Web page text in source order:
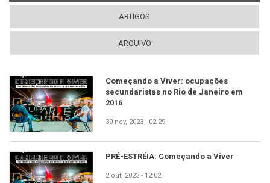
automaticamente.
ARTIGOS
ARQUIVO
Começando a Viver: ocupações
secundaristas no Rio de Janeiro em
2016
30 nov, 2023 - 02:29
PRÉ-ESTRÉIA: Começando a Viver
2 out, 2023 - 12:02